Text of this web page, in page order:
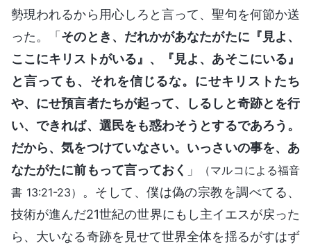
勢現われるから用心しろと言って、聖句を何節か送
った。「そのとき、だれかがあなたがたに『見よ、
ここにキリストがいる』、『見よ、あそこにいる』
と言っても、それを信じるな。にせキリストたち
や、にせ預言者たちが起って、しるしと奇跡とを行
い、できれば、選民をも惑わそうとするであろう。
だから、気をつけていなさい。いっさいの事を、あ
なたがたに前もって言っておく 」
（マルコによる福音
書 13:21-23）
。そして、僕は偽の宗教を調べてる、
技術が進んだ21世紀の世界にもし主イエスが戻った
ら、大いなる奇跡を見せて世界全体を揺るがすはず